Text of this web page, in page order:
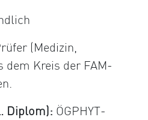
(Medizin,
dem Kreis der FAM-
Diplom): ÖGPHYT-